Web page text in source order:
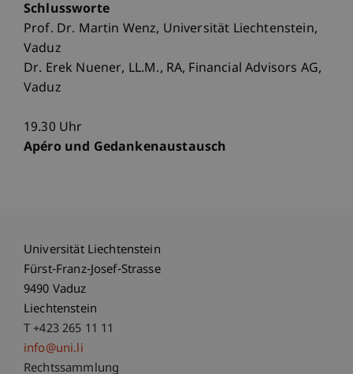
Schlussworte
Prof. Dr. Martin Wenz, Universität Liechtenstein,
Vaduz
Dr. Erek Nuener, LL.M., RA, Financial Advisors AG,
Vaduz
19.30 Uhr
Apéro und Gedankenaustausch
Universität Liechtenstein
Fürst-Franz-Josef-Strasse
9490 Vaduz
Liechtenstein
T +423 265 11 11
info@uni.li
Rechtssammlung